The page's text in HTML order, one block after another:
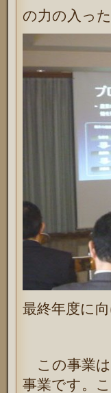
の力の入っ
最終年度に
この事業は
事業です。